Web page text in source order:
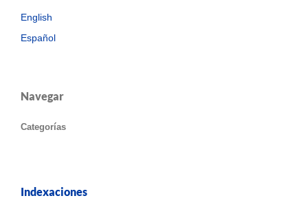
English
Español
Navegar
Categorías
Indexaciones